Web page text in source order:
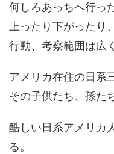
何しろあっちへ行っ
上ったり下がった
行動、考察範囲は広
アメリカ在住の日系
その子供たち、孫た
酷しい日系アメリカ
る。